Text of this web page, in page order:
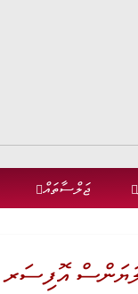
ޖަލްސާތައް
އޮފިސަރ